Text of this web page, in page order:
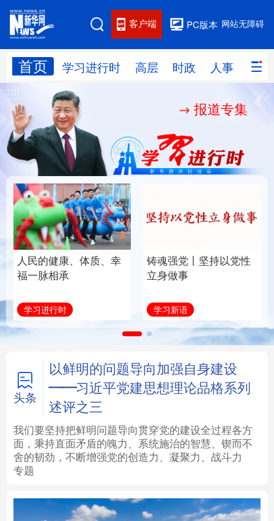
网站无障碍
PC版本
客户端
首页 学习进行时 高层 时政 人事 国际
网站地图
学习进行时 人事
国际 财经 网评
思客智库 全球连线 教育
科技 科创
文化 书画
访谈 视频 图片 政务
信息化 数字经济
学术中国 乡村振兴 银龄 溯源中国
城市 旅游 能源 会展
彩票 娱乐 时尚 悦读
公益 一带一路 亚太网 上市公司
报道专集
人民的健康、体质、幸
福一脉相承
学习进行时
铸魂强党丨坚持以党性
立身做事
学习新语
头条
以鲜明的问题导向加强自身建设
——习近平党建思想理论品格系列
述评之三
我们要坚持把鲜明问题导向贯穿党的建设全过程各方
面，秉持直面矛盾的魄力、系统施治的智慧、锲而不
舍的韧劲，不断增强党的创造力、凝聚力、战斗力
专题